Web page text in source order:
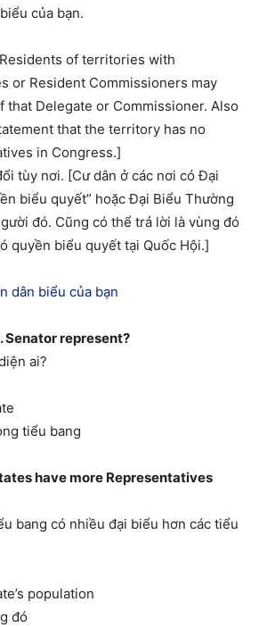
của bạn.
of territories with
or Resident Commissioners may
that Delegate or Commissioner. Also
that the territory has no
in Congress.]
tùy nơi. [Cư dân ở các nơi có Đại
biểu quyết” hoặc Đại Biểu Thường
đó. Cũng có thể trả lời là vùng đó
quyền biểu quyết tại Quốc Hội.]
dân biểu của bạn
Senator represent?
ai?
tiểu bang
have more Representatives
bang có nhiều đại biểu hơn các tiểu
population
đó